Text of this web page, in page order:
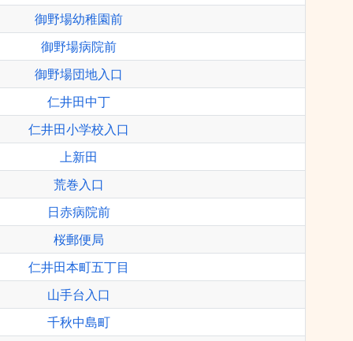
御野場幼稚園前
御野場病院前
御野場団地入口
仁井田中丁
仁井田小学校入口
上新田
荒巻入口
日赤病院前
桜郵便局
仁井田本町五丁目
山手台入口
千秋中島町